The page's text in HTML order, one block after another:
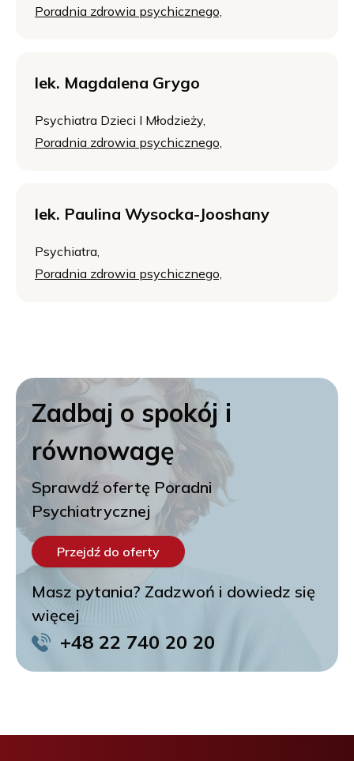
Poradnia zdrowia psychicznego,
lek. Magdalena Grygo
Psychiatra Dzieci I Młodzieży,
Poradnia zdrowia psychicznego,
lek. Paulina Wysocka-Jooshany
Psychiatra,
Poradnia zdrowia psychicznego,
Zadbaj o spokój i
równowagę
Sprawdź ofertę Poradni
Psychiatrycznej
Przejdź do oferty
Masz pytania? Zadzwoń i dowiedz się
więcej
+48 22 740 20 20